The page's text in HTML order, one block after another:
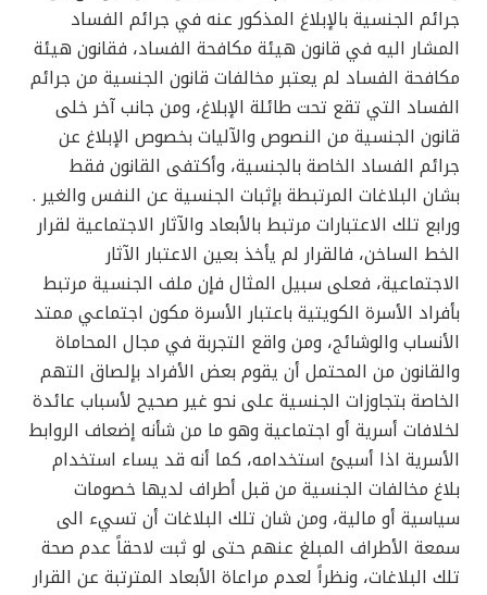
جرائم الجنسية بالإبلاغ المذكور عنه في جرائم الفساد
المشار اليه في قانون هيئة مكافحة الفساد، فقانون هيئة
مكافحة الفساد لم يعتبر مخالفات قانون الجنسية من جرائم
الفساد التي تقع تحت طائلة الإبلاغ، ومن جانب آخر خلى
قانون الجنسية من النصوص والآليات بخصوص الإبلاغ عن
جرائم الفساد الخاصة بالجنسية، وأكتفى القانون فقط
بشان البلاغات المرتبطة بإثبات الجنسية عن النفس والغير .
ورابع تلك الاعتبارات مرتبط بالأبعاد والآثار الاجتماعية لقرار
الخط الساخن، فالقرار لم يأخذ بعين الاعتبار الآثار
الاجتماعية، فعلى سبيل المثال فإن ملف الجنسية مرتبط
بأفراد الأسرة الكويتية باعتبار الأسرة مكون اجتماعي ممتد
الأنساب والوشائج، ومن واقع التجربة في مجال المحاماة
والقانون من المحتمل أن يقوم بعض الأفراد بإلصاق التهم
الخاصة بتجاوزات الجنسية على نحو غير صحيح لأسباب عائدة
لخلافات أسرية أو اجتماعية وهو ما من شأنه إضعاف الروابط
الأسرية اذا أسيئ استخدامه، كما أنه قد يساء استخدام
بلاغ مخالفات الجنسية من قبل أطراف لديها خصومات
سياسية أو مالية، ومن شان تلك البلاغات أن تسيء الى
سمعة الأطراف المبلغ عنهم حتى لو ثبت لاحقاً عدم صحة
تلك البلاغات، ونظراً لعدم مراعاة الأبعاد المترتبة عن القرار